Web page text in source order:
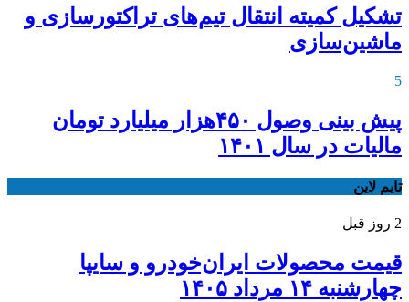
تشکیل کمیته انتقال تیم‌های تراکتورسازی و
ماشین‌سازی
5
پیش بینی وصول ۴۵۰هزار میلیارد تومان
مالیات در سال ۱۴۰۱
تایم لاین
2 روز قبل
قیمت محصولات ایران‌خودرو و سایپا
چهارشنبه ۱۴ مرداد ۱۴۰۵